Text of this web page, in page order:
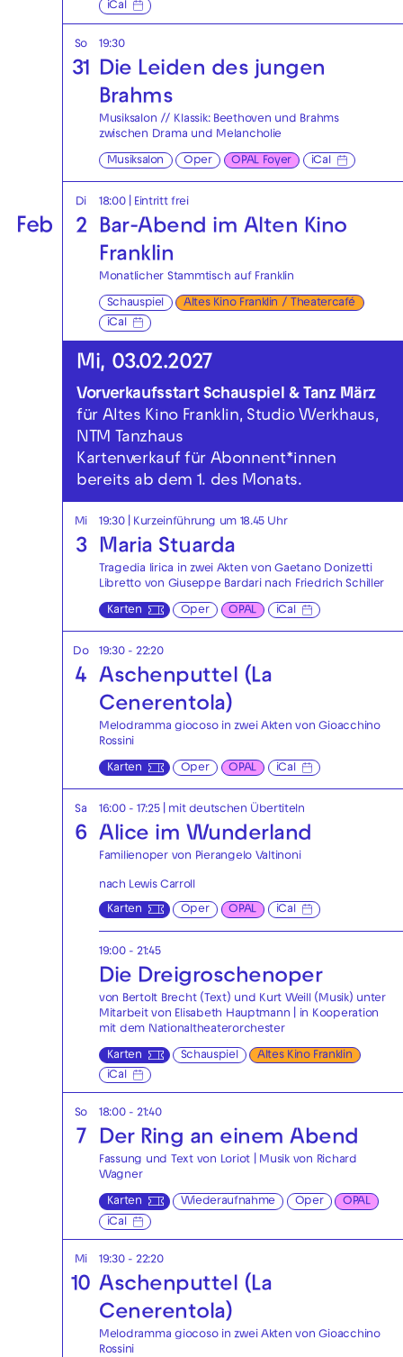
iCal
So
31
19:30
Die Leiden des jungen
Brahms
Musiksalon // Klassik: Beethoven und Brahms
zwischen Drama und Melancholie
Musiksalon Oper OPAL Foyer iCal
Feb
Di
2
18:00| Eintritt frei
Bar-Abend im Alten Kino
Franklin
Monatlicher Stammtisch auf Franklin
Schauspiel
Altes Kino Franklin / Theatercafé
iCal
Mi, 03.02.2027
Vorverkaufsstart Schauspiel & Tanz März
für Altes Kino Franklin, Studio Werkhaus,
NTM Tanzhaus
Kartenverkauf für Abonnent*innen
bereits ab dem 1. des Monats.
Mi
3
19:30 | Kurzeinführung um 18.45 Uhr
Maria Stuarda
Tragedia lirica in zwei Akten von Gaetano Donizetti
Libretto von Giuseppe Bardari nach Friedrich Schiller
Karten Oper OPAL iCal
Do
4
19:30 - 22:20
Aschenputtel (La
Cenerentola)
Melodramma giocoso in zwei Akten von Gioacchino
Rossini
Karten Oper OPAL iCal
Sa
6
16:00 - 17:25| mit deutschen Übertiteln
Alice im Wunderland
Familienoper von Pierangelo Valtinoni
nach Lewis Carroll
Karten Oper OPAL iCal
19:00 - 21:45
Die Drei­groschen­oper
von Bertolt Brecht (Text) und Kurt Weill (Musik) unter
Mitarbeit von Elisabeth Hauptmann | in Kooperation
mit dem Nationaltheaterorchester
Karten Schauspiel
Altes Kino Franklin
iCal
So
7
18:00 - 21:40
Der Ring an einem Abend
Fassung und Text von Loriot | Musik von Richard
Wagner
Karten Wiederaufnahme Oper
OPAL
iCal
Mi
10
19:30 - 22:20
Aschenputtel (La
Cenerentola)
Melodramma giocoso in zwei Akten von Gioacchino
Rossini